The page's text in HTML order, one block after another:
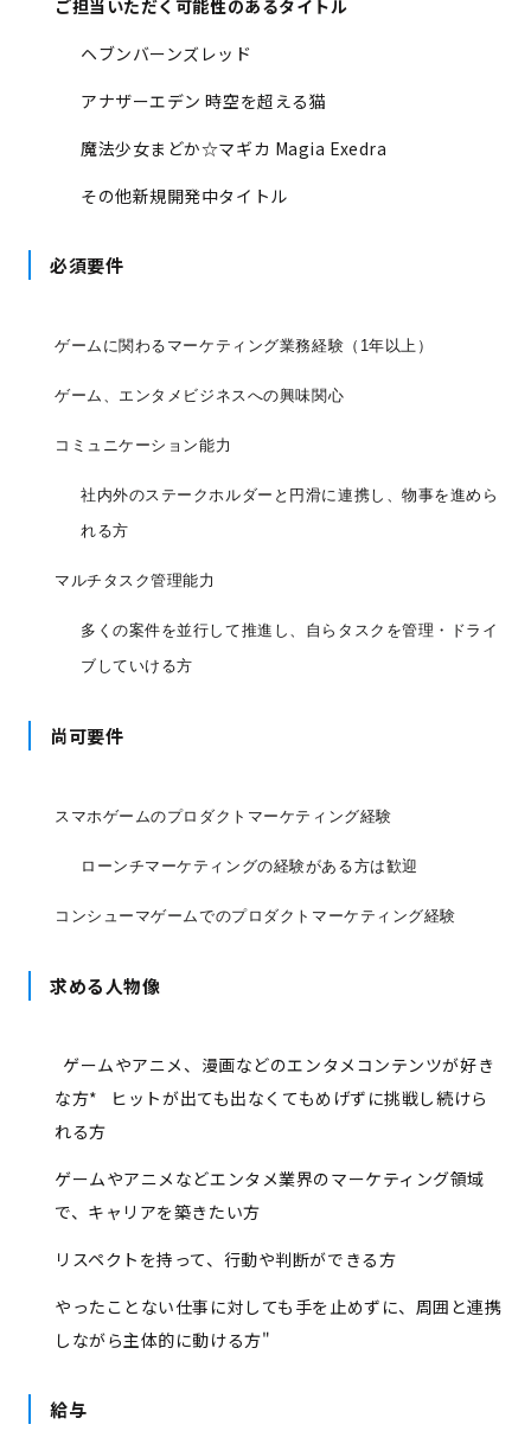
ご担当いただく可能性のあるタイトル
ヘブンバーンズレッド
アナザーエデン 時空を超える猫
魔法少女まどか☆マギカ Magia Exedra
その他新規開発中タイトル
必須要件
ゲームに関わるマーケティング業務経験（1年以上）
ゲーム、エンタメビジネスへの興味関心
コミュニケーション能力
社内外のステークホルダーと円滑に連携し、物事を進めら
れる方
マルチタスク管理能力
多くの案件を並行して推進し、自らタスクを管理・ドライ
ブしていける方
尚可要件
スマホゲームのプロダクトマーケティング経験
ローンチマーケティングの経験がある方は歓迎
コンシューマゲームでのプロダクトマーケティング経験
求める人物像
ゲームやアニメ、漫画などのエンタメコンテンツが好き
な方* ヒットが出ても出なくてもめげずに挑戦し続けら
れる方
ゲームやアニメなどエンタメ業界のマーケティング領域
で、キャリアを築きたい方
リスペクトを持って、行動や判断ができる方
やったことない仕事に対しても手を止めずに、周囲と連携
しながら主体的に動ける方"
給与